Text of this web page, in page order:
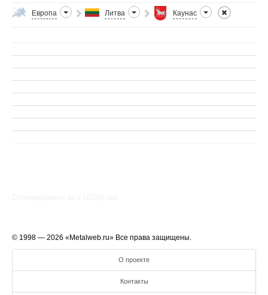
Европа Литва Каунас
© 1998 — 2026 «Metalweb.ru» Все права защищены.
О проекте
Контакты